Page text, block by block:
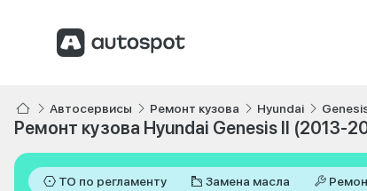
Автосервисы Ремонт кузова Hyundai
Ремонт кузова Hyundai Genesis II (2013-
ТО по регламенту Замена масла